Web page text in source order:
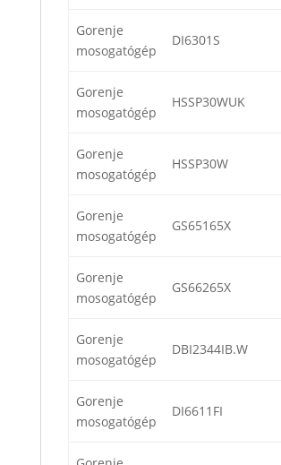
Gorenje
mosogatógép
DI6301S
Gorenje
mosogatógép
HSSP30WUK
Gorenje
mosogatógép
HSSP30W
Gorenje
mosogatógép
GS65165X
Gorenje
mosogatógép
GS66265X
Gorenje
mosogatógép
DBI2344IB.W
Gorenje
mosogatógép
DI6611FI